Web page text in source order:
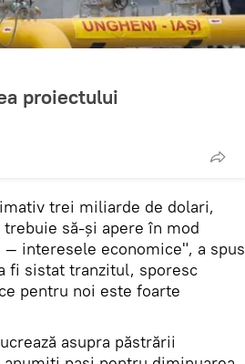
proiectului
trei miliarde de dolari,
să-și apere în mod
interesele economice", a spus
fi sistat tranzitul, sporesc
pentru noi este foarte
asupra păstrării